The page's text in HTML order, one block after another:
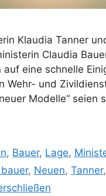
Klaudia Tanner
Claudia
auf eine schnelle
Wehr- und
Modelle“ seien
, Bauer, Lage,
, Neuen, Tanner,